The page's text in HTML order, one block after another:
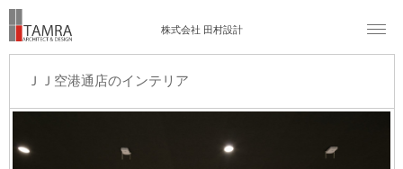
株式会社 田村設計
ＪＪ空港通店のインテリア